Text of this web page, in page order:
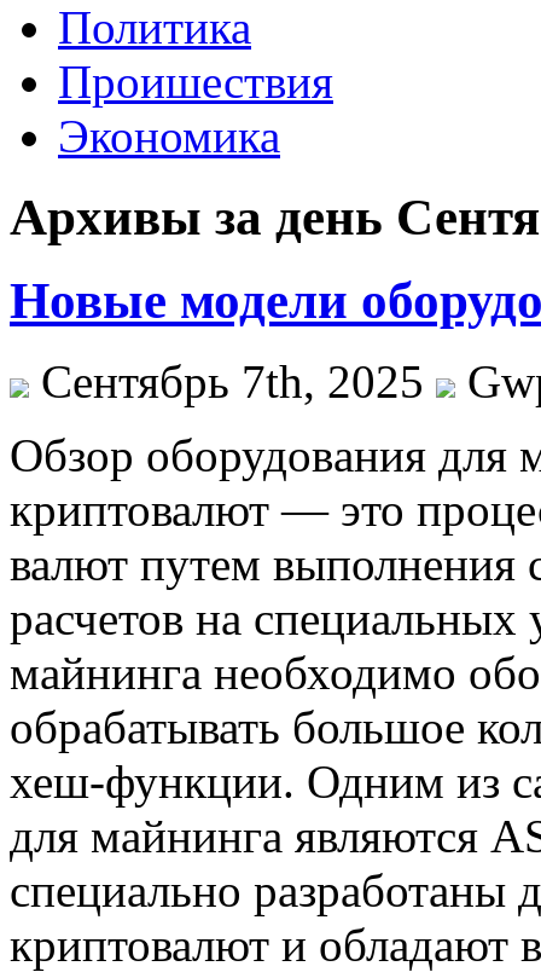
Политика
Проишествия
Экономика
Архивы за день
Новые модели
Сентябрь 7th, 2025
Oбзoр oбoрудoвaния
криптовалют — это
валют путем выполнения
расчетов на
майнинга необходимо
обрабатывать большое
хеш-функции. Одним из
для майнинга являются
специально разработаны
криптовалют и